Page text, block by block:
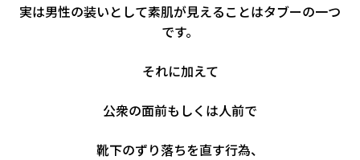
実は男性の装いとして素肌が見えることはタブーの一つ
です。
それに加えて
公衆の面前もしくは人前で
靴下のずり落ちを直す行為、